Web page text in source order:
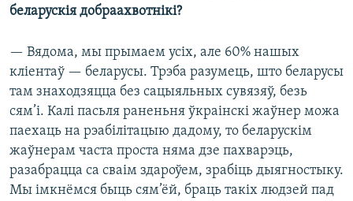
беларускія добраахвотнікі?
— Вядома, мы прымаем усіх, але 60% нашых
кліентаў — беларусы. Трэба разумець, што беларусы
там знаходзяцца без сацыяльных сувязяў, безь
сям’і. Калі пасьля раненьня ўкраінскі жаўнер можа
паехаць на рэабілітацыю дадому, то беларускім
жаўнерам часта проста няма дзе пахварэць,
разабрацца са сваім здароўем, зрабіць дыягностыку.
Мы імкнёмся быць сям’ёй, браць такіх людзей пад